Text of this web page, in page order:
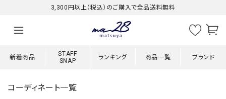
3,300円以上（税込）のご購入で全品送料無料
新着商品
STAFF
SNAP
ランキング 商品一覧 ブランド
コーディネート一覧